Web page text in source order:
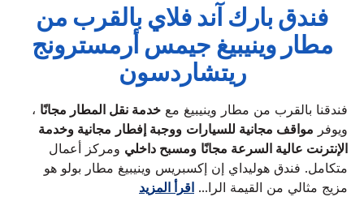
فندق بارك آند فلاي بالقرب من
مطار وينيبيغ جيمس أرمسترونج
ريتشاردسون
فندقنا بالقرب من مطار وينيبيغ مع خدمة نقل المطار مجانًا ،
ويوفر مواقف مجانية للسيارات ووجبة إفطار مجانية وخدمة
الإنترنت عالية السرعة مجانًا ومسبح داخلي ومركز أعمال
متكامل. فندق هوليداي إن إكسبريس وينيبيغ مطار بولو هو
مزيج مثالي من القيمة الرا... اقرأ المزيد